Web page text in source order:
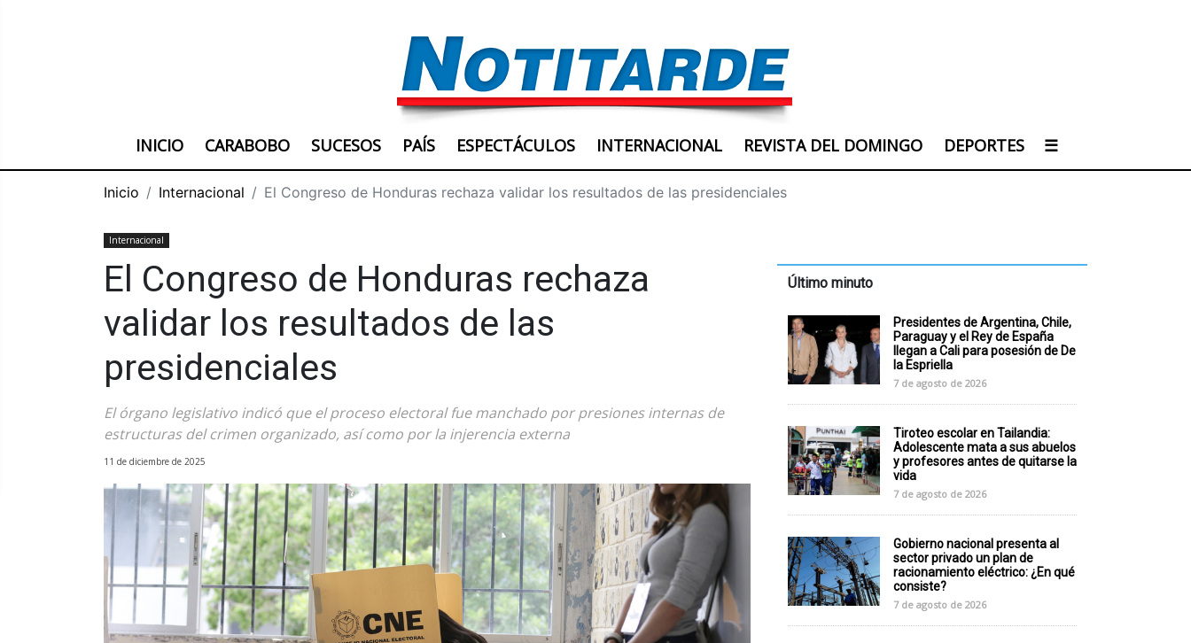
INICIO CARABOBO SUCESOS PAÍS ESPECTÁCULOS INTERNACIONAL REVISTA DEL DOMINGO DEPORTES ☰
Inicio Internacional El Congreso de Honduras rechaza validar los resultados de las presidenciales
Internacional
El Congreso de Honduras rechaza
validar los resultados de las
presidenciales
El órgano legislativo indicó que el proceso electoral fue manchado por presiones internas de
estructuras del crimen organizado, así como por la injerencia externa
11 de diciembre de 2025
Último minuto
Presidentes de Argentina, Chile,
Paraguay y el Rey de España
llegan a Cali para posesión de De
la Espriella
7 de agosto de 2026
Tiroteo escolar en Tailandia:
Adolescente mata a sus abuelos
y profesores antes de quitarse la
vida
7 de agosto de 2026
Gobierno nacional presenta al
sector privado un plan de
racionamiento eléctrico: ¿En qué
consiste?
7 de agosto de 2026